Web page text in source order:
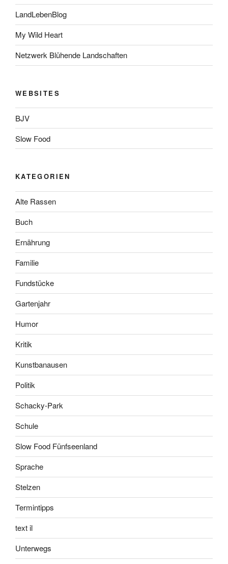
LandLebenBlog
My Wild Heart
Netzwerk Blühende Landschaften
WEBSITES
BJV
Slow Food
KATEGORIEN
Alte Rassen
Buch
Ernährung
Familie
Fundstücke
Gartenjahr
Humor
Kritik
Kunstbanausen
Politik
Schacky-Park
Schule
Slow Food Fünfseenland
Sprache
Stelzen
Termintipps
text il
Unterwegs